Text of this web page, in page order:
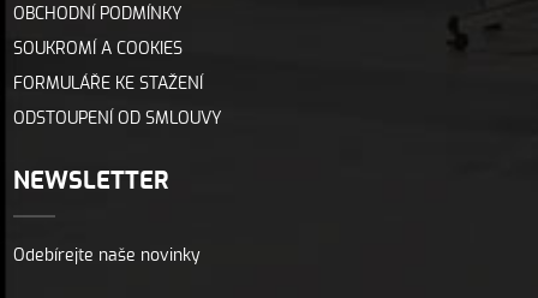
OBCHODNÍ PODMÍNKY
SOUKROMÍ A COOKIES
FORMULÁŘE KE STAŽENÍ
ODSTOUPENÍ OD SMLOUVY
NEWSLETTER
Odebírejte naše novinky